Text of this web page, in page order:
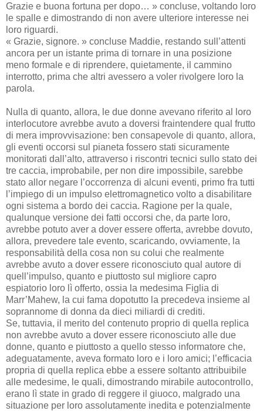
Grazie e buona fortuna per dopo… » concluse, voltando loro
le spalle e dimostrando di non avere ulteriore interesse nei
loro riguardi.
« Grazie, signore. » concluse Maddie, restando sull’attenti
ancora per un istante prima di tornare in una posizione
meno formale e di riprendere, quietamente, il cammino
interrotto, prima che altri avessero a voler rivolgere loro la
parola.
Nulla di quanto, allora, le due donne avevano riferito al loro
interlocutore avrebbe avuto a doversi fraintendere qual frutto
di mera improvvisazione: ben consapevole di quanto, allora,
gli eventi occorsi sul pianeta fossero stati sicuramente
monitorati dall’alto, attraverso i riscontri tecnici sullo stato dei
tre caccia, improbabile, per non dire impossibile, sarebbe
stato allor negare l’occorrenza di alcuni eventi, primo fra tutti
l’impiego di un impulso elettromagnetico volto a disabilitare
ogni sistema a bordo dei caccia. Ragione per la quale,
qualunque versione dei fatti occorsi che, da parte loro,
avrebbe potuto aver a dover essere offerta, avrebbe dovuto,
allora, prevedere tale evento, scaricando, ovviamente, la
responsabilità della cosa non su colui che realmente
avrebbe avuto a dover essere riconosciuto qual autore di
quell’impulso, quanto e piuttosto sul migliore capro
espiatorio loro lì offerto, ossia la medesima Figlia di
Marr’Mahew, la cui fama dopotutto la precedeva insieme al
soprannome di donna da dieci miliardi di crediti.
Se, tuttavia, il merito del contenuto proprio di quella replica
non avrebbe avuto a dover essere riconosciuto alle due
donne, quanto e piuttosto a quello stesso informatore che,
adeguatamente, aveva formato loro e i loro amici; l’efficacia
propria di quella replica ebbe a essere soltanto attribuibile
alle medesime, le quali, dimostrando mirabile autocontrollo,
erano lì state in grado di reggere il giuoco, malgrado una
situazione per loro assolutamente inedita e potenzialmente